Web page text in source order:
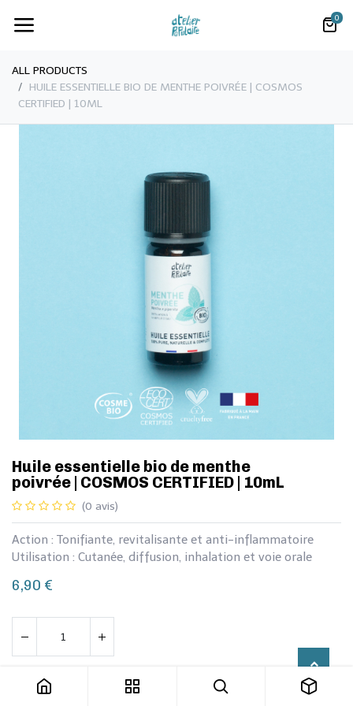
0
ALL PRODUCTS
​​HUILE ESSENTIELLE BIO DE MENTHE POIVRÉE | COSMOS
CERTIFIED | 10ML
​​Huile essentielle bio de menthe
poivrée | COSMOS CERTIFIED | 10mL
(0 avis)
Action : Tonifiante, revitalisante et anti-inflammatoire
Utilisation : Cutanée, diffusion, inhalation et voie orale
6,90 €
Ajouter au panier